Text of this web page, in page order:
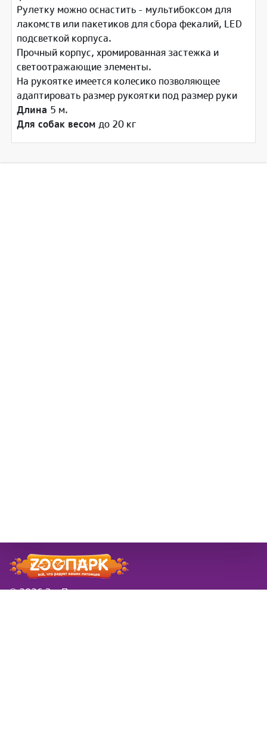
Рулетку можно оснастить - мультибоксом для
лакомств или пакетиков для сбора фекалий, LED
подсветкой корпуса.
Прочный корпус, хромированная застежка и
светоотражающие элементы.
На рукоятке имеется колесико позволяющее
адаптировать размер рукоятки под размер руки
Длина 5 м.
Для собак весомдо 20 кг
© 2026 ЗооПарк